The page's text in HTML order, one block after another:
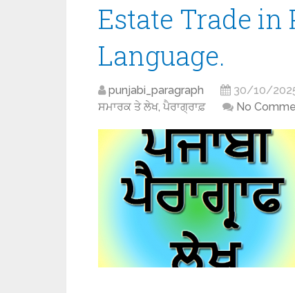
Estate Trade in
Language.
punjabi_paragraph 30/10/
ਸਮਾਰਕ ਤੇ ਲੇਖ, ਪੈਰਾਗ੍ਰਾਫ਼
No